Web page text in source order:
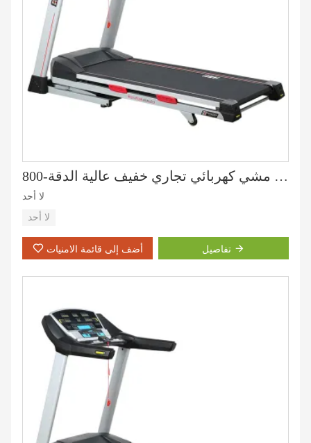
جهاز مشي كهربائي تجاري خفيف عالية الدقة-800T
لا أحد
لا أحد
أضف إلى قائمة الامنيات تفاصيل